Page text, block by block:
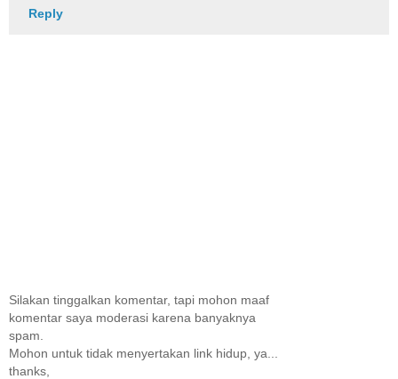
Reply
Silakan tinggalkan komentar, tapi mohon maaf
komentar saya moderasi karena banyaknya
spam.
Mohon untuk tidak menyertakan link hidup, ya...
thanks,